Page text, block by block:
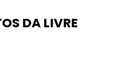
DA LIVRE